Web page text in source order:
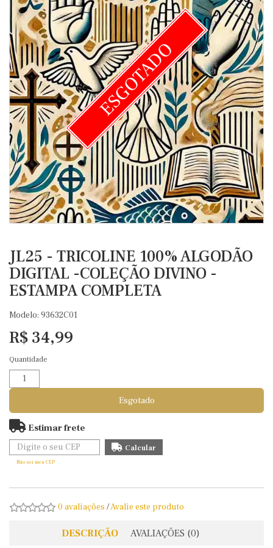
ESGOTADO
JL25 - TRICOLINE 100% ALGODÃO
DIGITAL -COLEÇÃO DIVINO -
ESTAMPA COMPLETA
Modelo: 93632C01
R$ 34,99
Quantidade
Esgotado
Estimar frete
Não sei meu CEP
0 avaliações /Avalie este produto
DESCRIÇÃO AVALIAÇÕES (0)